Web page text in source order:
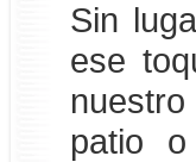
Sin
ese
patio